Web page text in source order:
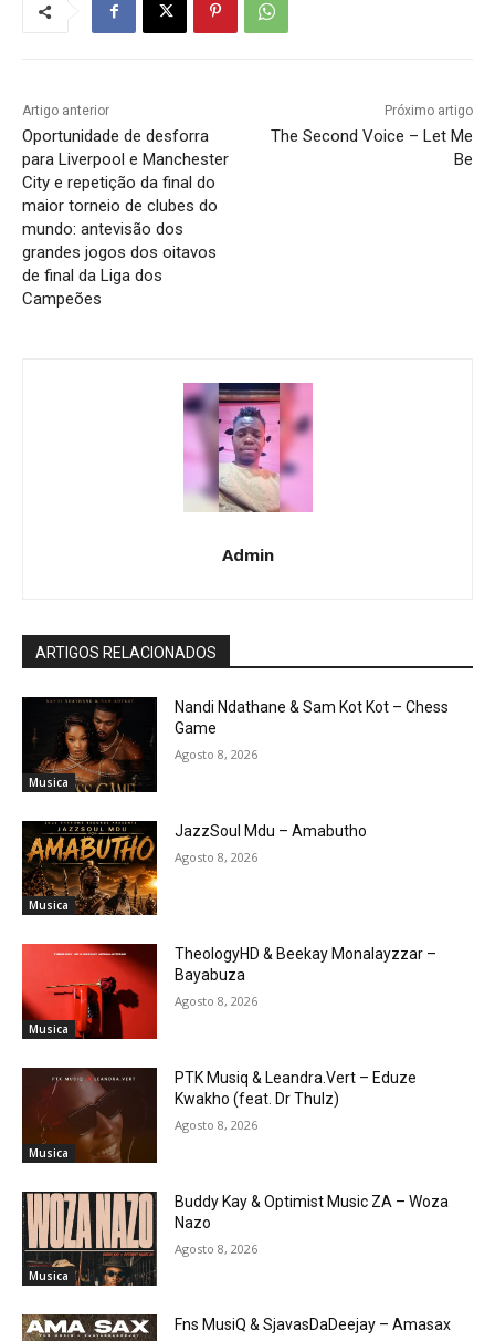
Artigo anterior
Oportunidade de desforra
para Liverpool e Manchester
City e repetição da final do
maior torneio de clubes do
mundo: antevisão dos
grandes jogos dos oitavos
de final da Liga dos
Campeões
Próximo artigo
The Second Voice – Let Me
Be
Admin
ARTIGOS RELACIONADOS
Musica
Nandi Ndathane & Sam Kot Kot – Chess
Game
Agosto 8, 2026
Musica
JazzSoul Mdu – Amabutho
Agosto 8, 2026
Musica
TheologyHD & Beekay Monalayzzar –
Bayabuza
Agosto 8, 2026
Musica
PTK Musiq & Leandra.Vert – Eduze
Kwakho (feat. Dr Thulz)
Agosto 8, 2026
Musica
Buddy Kay & Optimist Music ZA – Woza
Nazo
Agosto 8, 2026
Fns MusiQ & SjavasDaDeejay – Amasax